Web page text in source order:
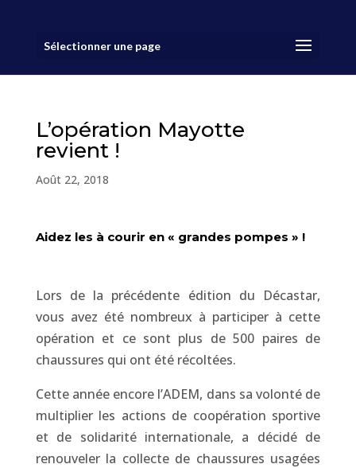
Sélectionner une page
L’opération Mayotte
revient !
Août 22, 2018
Aidez les à courir en « grandes pompes » !
Lors de la précédente édition du Décastar,
vous avez été nombreux à participer à cette
opération et ce sont plus de 500 paires de
chaussures qui ont été récoltées.
Cette année encore l’ADEM, dans sa volonté de
multiplier les actions de coopération sportive
et de solidarité internationale, a décidé de
renouveler la collecte de chaussures usagées